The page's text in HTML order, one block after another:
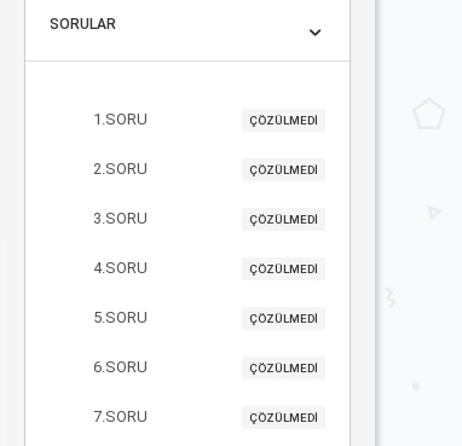
SORULAR
1.SORU ÇÖZÜLMEDİ
2.SORU ÇÖZÜLMEDİ
3.SORU ÇÖZÜLMEDİ
4.SORU ÇÖZÜLMEDİ
5.SORU ÇÖZÜLMEDİ
6.SORU ÇÖZÜLMEDİ
7.SORU ÇÖZÜLMEDİ